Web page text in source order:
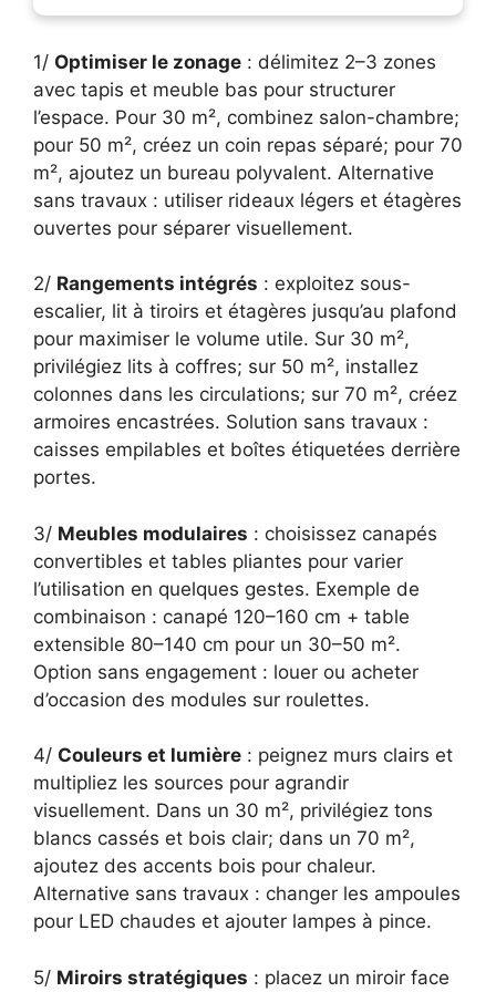
1/ Optimiser le zonage : délimitez 2–3 zones
avec tapis et meuble bas pour structurer
l’espace. Pour 30 m², combinez salon-chambre;
pour 50 m², créez un coin repas séparé; pour 70
m², ajoutez un bureau polyvalent. Alternative
sans travaux : utiliser rideaux légers et étagères
ouvertes pour séparer visuellement.
2/ Rangements intégrés : exploitez sous-
escalier, lit à tiroirs et étagères jusqu’au plafond
pour maximiser le volume utile. Sur 30 m²,
privilégiez lits à coffres; sur 50 m², installez
colonnes dans les circulations; sur 70 m², créez
armoires encastrées. Solution sans travaux :
caisses empilables et boîtes étiquetées derrière
portes.
3/ Meubles modulaires : choisissez canapés
convertibles et tables pliantes pour varier
l’utilisation en quelques gestes. Exemple de
combinaison : canapé 120–160 cm + table
extensible 80–140 cm pour un 30–50 m².
Option sans engagement : louer ou acheter
d’occasion des modules sur roulettes.
4/ Couleurs et lumière : peignez murs clairs et
multipliez les sources pour agrandir
visuellement. Dans un 30 m², privilégiez tons
blancs cassés et bois clair; dans un 70 m²,
ajoutez des accents bois pour chaleur.
Alternative sans travaux : changer les ampoules
pour LED chaudes et ajouter lampes à pince.
5/ Miroirs stratégiques : placez un miroir face